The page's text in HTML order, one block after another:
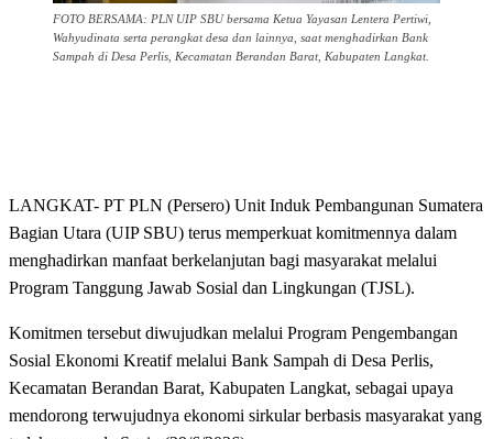
FOTO BERSAMA: PLN UIP SBU bersama Ketua Yayasan Lentera Pertiwi,
Wahyudinata serta perangkat desa dan lainnya, saat menghadirkan Bank
Sampah di Desa Perlis, Kecamatan Berandan Barat, Kabupaten Langkat.
LANGKAT- PT PLN (Persero) Unit Induk Pembangunan Sumatera
Bagian Utara (UIP SBU) terus memperkuat komitmennya dalam
menghadirkan manfaat berkelanjutan bagi masyarakat melalui
Program Tanggung Jawab Sosial dan Lingkungan (TJSL).
Komitmen tersebut diwujudkan melalui Program Pengembangan
Sosial Ekonomi Kreatif melalui Bank Sampah di Desa Perlis,
Kecamatan Berandan Barat, Kabupaten Langkat, sebagai upaya
mendorong terwujudnya ekonomi sirkular berbasis masyarakat yang